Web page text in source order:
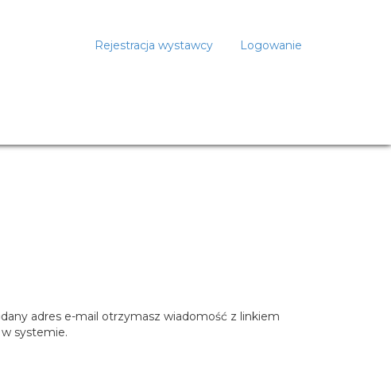
Rejestracja wystawcy Logowanie
adres e-mail otrzymasz wiadomość z linkiem
systemie.